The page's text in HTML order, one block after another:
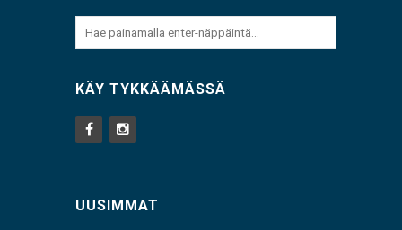
KÄY TYKKÄÄMÄSSÄ
UUSIMMAT